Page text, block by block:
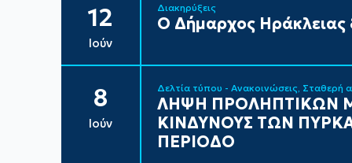
12
Ιούν
Διακηρύξεις
Ο Δήμαρχος Ηράκλειας
8
Ιούν
Δελτία τύπου - Ανακοινώσεις Σταθερή
ΛΗΨΗ ΠΡΟΛΗΠΤΙΚΩΝ
ΚΙΝΔΥΝΟΥΣ ΤΩΝ
ΠΕΡΙΟΔΟ